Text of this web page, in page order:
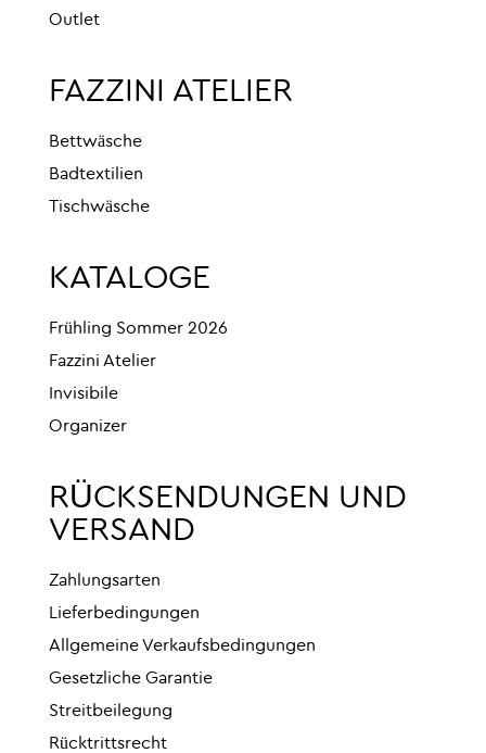
Outlet
FAZZINI ATELIER
Bettwäsche
Badtextilien
Tischwäsche
KATALOGE
Frühling Sommer 2026
Fazzini Atelier
Invisibile
Organizer
RÜCKSENDUNGEN UND
VERSAND
Zahlungsarten
Lieferbedingungen
Allgemeine Verkaufsbedingungen
Gesetzliche Garantie
Streitbeilegung
Rücktrittsrecht